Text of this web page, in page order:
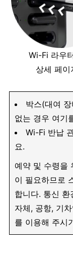
Wi-Fi 라우
상세 페이
박스(대여
없는 경우 여기
Wi-Fi 반납
요.
예약 및 수령을
이 필요하므로
합니다. 통신
자체, 공항, 기
를 이용해 주시